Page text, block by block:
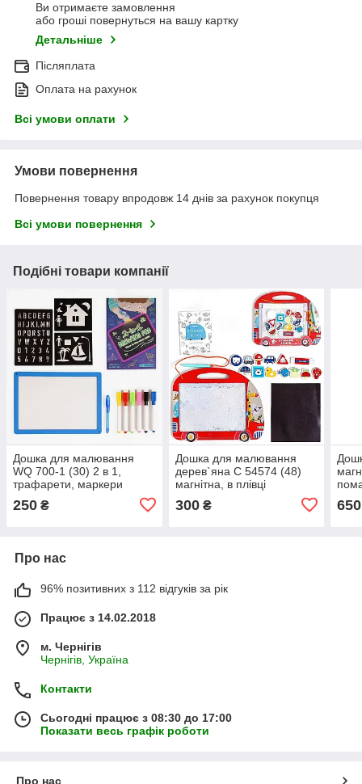
Ви отримаєте замовлення
або гроші повернуться на вашу картку
Детальніше
Післяплата
Оплата на рахунок
Всі умови оплати
Умови повернення
Повернення товару впродовж 14 днів за рахунок покупця
Всі умови повернення
Подібні товари компанії
Дошка для малювання
WQ 700-1 (30) 2 в 1,
трафарети, маркери
“пиши-стирай”, в коробці
250 ₴
Дошка для малювання
дерев`яна C 54574 (48)
магнітна, в плівці
300₴ 650
Про нас
96% позитивних з 112 відгуків за рік
Працює з 14.02.2018
м. Чернігів
Чернігів, Україна
Контакти
Сьогодні працює з 08:30 до 17:00
Показати весь графік роботи
Про нас